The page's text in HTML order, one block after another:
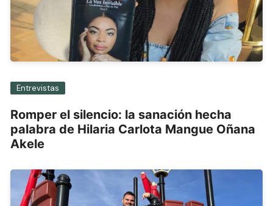
Entrevistas
Romper el silencio: la sanación hecha
palabra de Hilaria Carlota Mangue Oñana
Akele